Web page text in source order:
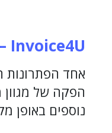
Invoice4U
הפקה של
נוספים באופן